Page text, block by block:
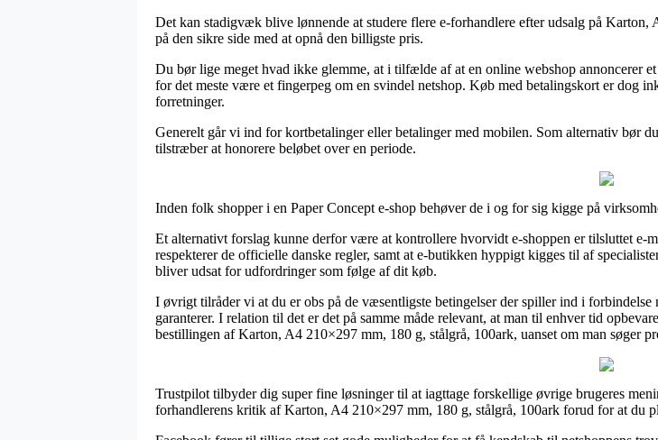
Det kan stadigvæk blive lønnende at studere flere e-forhandlere efter udsalg på
på den sikre side med at opnå den billigste pris.
Du bør lige meget hvad ikke glemme, at i tilfælde af at en online webshop annoncerer
for det meste være et fingerpeg om en svindel netshop. Køb med betalingskort er dog
forretninger.
Generelt går vi ind for kortbetalinger eller betalinger med mobilen. Som alternativ bør
tilstræber at honorere beløbet over en periode.
Inden folk shopper i en Paper Concept e-shop behøver de i og for sig kigge på
Et alternativt forslag kunne derfor være at kontrollere hvorvidt e-shoppen er tilsluttet
respekterer de officielle danske regler, samt at e-butikken hyppigt kigges til af
bliver udsat for udfordringer som følge af dit køb.
I øvrigt tilråder vi at du er obs på de væsentligste betingelser der spiller ind i
garanterer. I relation til det er det på samme måde relevant, at man til enhver tid
bestillingen af Karton, A4 210×297 mm, 180 g, stålgrå, 100ark, uanset om man søger
Trustpilot tilbyder dig super fine løsninger til at iagttage forskellige øvrige brugeres
forhandlerens kritik af Karton, A4 210×297 mm, 180 g, stålgrå, 100ark forud for at du